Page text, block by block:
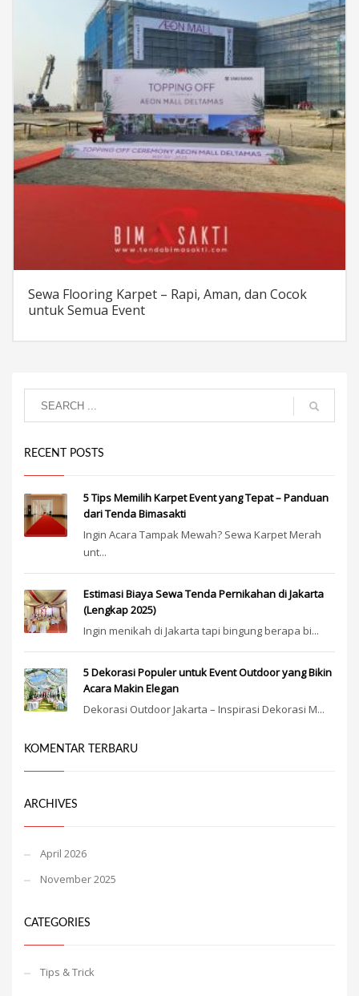
Sewa Flooring Karpet – Rapi, Aman, dan Cocok
untuk Semua Event
RECENT POSTS
5 Tips Memilih Karpet Event yang Tepat – Panduan
dari Tenda Bimasakti
Ingin Acara Tampak Mewah? Sewa Karpet Merah
unt...
Estimasi Biaya Sewa Tenda Pernikahan di Jakarta
(Lengkap 2025)
Ingin menikah di Jakarta tapi bingung berapa bi...
5 Dekorasi Populer untuk Event Outdoor yang Bikin
Acara Makin Elegan
Dekorasi Outdoor Jakarta – Inspirasi Dekorasi M...
KOMENTAR TERBARU
ARCHIVES
April 2026
November 2025
CATEGORIES
Tips & Trick